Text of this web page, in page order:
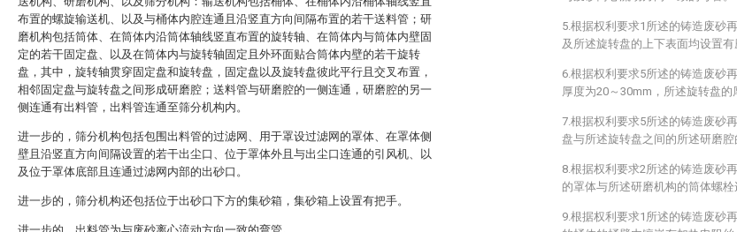
布置的螺旋输送机、以及与桶体内腔连通且沿竖直方向间隔布置的若干送料管；研
磨机构包括筒体、在筒体内沿筒体轴线竖直布置的旋转轴、在筒体内与筒体内壁固
定的若干固定盘、以及在筒体内与旋转轴固定且外环面贴合筒体内壁的若干旋转
盘，其中，旋转轴贯穿固定盘和旋转盘，固定盘以及旋转盘彼此平行且交叉布置，
相邻固定盘与旋转盘之间形成研磨腔；送料管与研磨腔的一侧连通，研磨腔的另一
侧连通有出料管，出料管连通至筛分机构内。
进一步的，筛分机构包括包围出料管的过滤网、用于罩设过滤网的罩体、在罩体侧
壁且沿竖直方向间隔设置的若干出尘口、位于罩体外且与出尘口连通的引风机、以
及位于罩体底部且连通过滤网内部的出砂口。
进一步的，筛分机构还包括位于出砂口下方的集砂箱，集砂箱上设置有把手。
5.根据权利要求1所述的铸造废砂
及所述旋转盘的上下表面均设置有
6.根据权利要求5所述的铸造废砂
厚度为20～30mm，所述旋转盘的
7.根据权利要求5所述的铸造废砂
盘与所述旋转盘之间的所述研磨腔
8.根据权利要求2所述的铸造废砂
的罩体与所述研磨机构的筒体螺栓
9.根据权利要求1所述的铸造废砂